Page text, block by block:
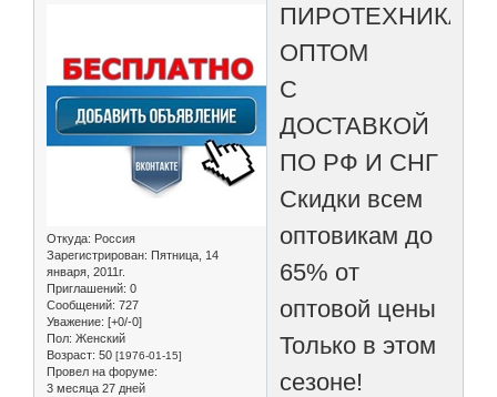
Откуда: Россия
Зарегистрирован: Пятница, 14
января, 2011г.
Приглашений: 0
Сообщений: 727
Уважение: [+0/-0]
Пол: Женский
Возраст: 50 [1976-01-15]
Провел на форуме:
3 месяца 27 дней
ПИРОТЕХНИКА
ОПТОМ
С
ДОСТАВКОЙ
ПО РФ И СНГ
Скидки всем
оптовикам до
65% от
оптовой цены
Только в этом
сезоне!